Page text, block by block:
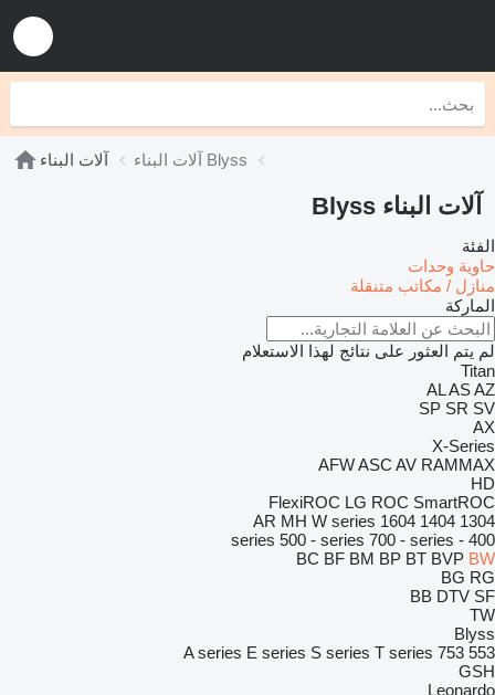
آلات البناء آلات البناء Blyss
آلات البناء Blyss
الفئة
حاوية وحدات
منازل / مكاتب متنقلة
الماركة
لم يتم العثور على نتائج لهذا الاستعلام
Titan
ALASAZ
SP SR SV
AX
X-Series
AFWASC AV RAMMAX
HD
FlexiROC LG ROC SmartROC
1304
1404
1604
AR MH W series
400 - series
500 - series 700 - series
BC BF BM BP BT BVP BW
BG RG
BB DTV SF
TW
Blyss
553
753
A series E series S series T series
GSH
Leonardo